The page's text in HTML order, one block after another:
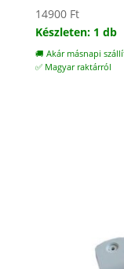
14900 Ft
Készleten: 1 db
🚚 Akár másnapi
✅ Magyar raktárról